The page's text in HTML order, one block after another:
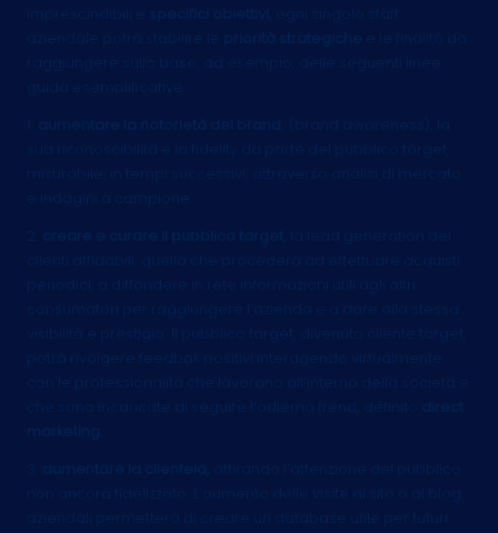
imprescindibili e
specifici obiettivi, ogni singolo staff
aziendale potrà stabilire le
priorità strategiche
e le finalità da
raggiungere sulla base, ad esempio, delle seguenti linee
guida esemplificative:
aumentare la notorietà del brand
, (brand awareness), la
sua riconoscibilità e la fidelity da parte del pubblico target,
misurabile, in tempi successivi, attraverso analisi di mercato
e indagini a campione.
creare e curare il pubblico target
, la lead generation dei
clienti affidabili, quella che procederà ad effettuare acquisti
periodici, a diffondere in rete informazioni utili agli altri
consumatori per raggiungere l’azienda e a dare alla stessa
visibilità e prestigio. Il pubblico target, divenuto cliente target,
potrà rivolgere feedbak positivi interagendo virtualmente
con le professionalità che lavorano all’interno della società e
che sono incaricate di seguire l’odierno trend, definito
direct
marketing
3.
aumentare la clientela,
attirando l’attenzione del pubblico
non ancora fidelizzato. L’aumento delle visite al sito o al blog
aziendali permetterà di creare un database utile per futuri